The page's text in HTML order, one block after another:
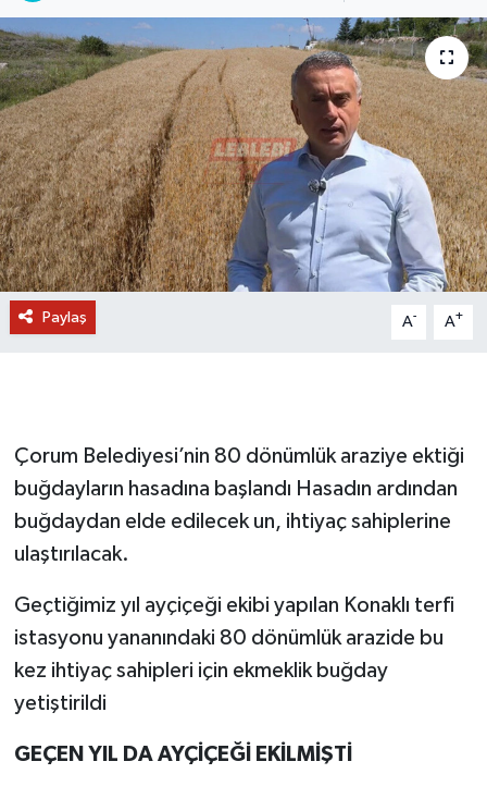
Paylaş A- A+
Çorum Belediyesi’nin 80 dönümlük araziye ektiği
buğdayların hasadına başlandı Hasadın ardından
buğdaydan elde edilecek un, ihtiyaç sahiplerine
ulaştırılacak.
Geçtiğimiz yıl ayçiçeği ekibi yapılan Konaklı terfi
istasyonu yananındaki 80 dönümlük arazide bu
kez ihtiyaç sahipleri için ekmeklik buğday
yetiştirildi
GEÇEN YIL DA AYÇİÇEĞİ EKİLMİŞTİ